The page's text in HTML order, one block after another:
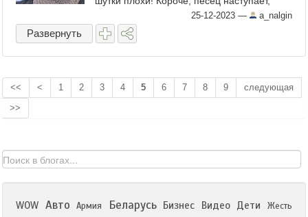
однако. Деревянному … Уже все мало-
мальски мыслящие ...
25-12-2023 — a_nalgin
Развернуть
<< < 1 2 3 4 5 6 7 8 9
следующая
>>
WOW Авто Армия Беларусь Бизнес Видео Дети
Жесть